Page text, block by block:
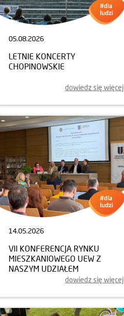
05.08.2026
LETNIE KONCERTY
CHOPINOWSKIE
dowiedz się więcej
14.05.2026
VII KONFERENCJA RYNKU
MIESZKANIOWEGO UEW Z
NASZYM UDZIAŁEM
dowiedz się więcej